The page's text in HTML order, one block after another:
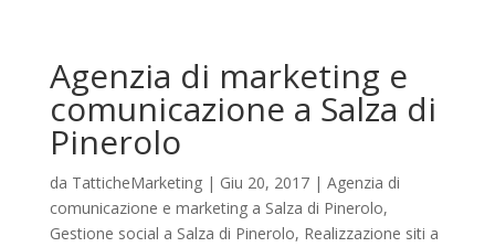
Agenzia di marketing e
comunicazione a Salza di
Pinerolo
da TatticheMarketing| Giu 20, 2017| Agenzia di
comunicazione e marketing a Salza di Pinerolo,
Gestione social a Salza di Pinerolo, Realizzazione siti a